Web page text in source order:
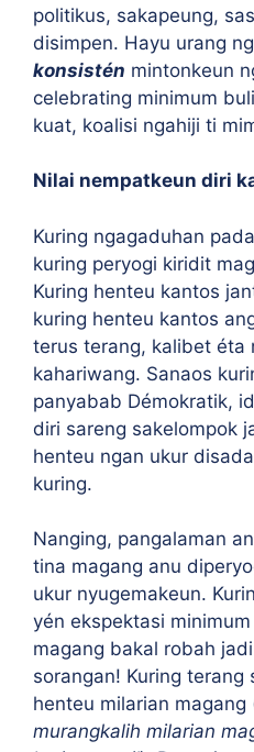
politikus, sakapeung,
disimpen. Hayu urang
konsistén mintonkeun
celebrating minimum
kuat, koalisi ngahiji ti
Nilai nempatkeun diri
Kuring ngagaduhan
kuring peryogi kiridit
Kuring henteu kantos
kuring henteu kantos
terus terang, kalibet éta
kahariwang. Sanaos
panyabab Démokratik,
diri sareng sakelompok
henteu ngan ukur
kuring.
Nanging, pangalaman
tina magang anu
ukur nyugemakeun.
yén ekspektasi
magang bakal robah
sorangan! Kuring terang
henteu milarian magang
murangkalih milarian